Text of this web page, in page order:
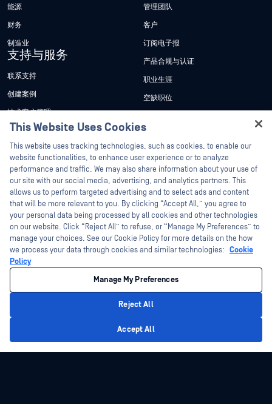
能源
财务
制造业
支持与服务
联系支持
创建案例
技术客户管理
专业服务
管理My OPSWAT
实施服务
My OPSWAT 门户网站
技术文档
培训
漏洞计划
合作伙伴
认证
技术合作伙伴
管理团队
客户
订阅电子报
产品合规与认证
职业生涯
空缺职位
资源
博客
客户成功案例
新闻发布
新闻报道
网络研讨会
白皮书
免费工具
©2026OPSWAT . 保留所有权利。OPSWAT、MetaDefender、Metascan、
This Website Uses Cookies
This website uses tracking technologies, such as cookies, to enable our
website functionalities, to enhance user experience or to analyze
performance and traffic. We may also share information about your use of
our site with our social media, advertising, and analytics partners. This
allows us to perform targeted advertising and to select ads and content
that will be more relevant to you. By clicking “Accept All,” you agree to
your personal data being processed by all cookies and other technologies
on our website. Click “Reject All” to refuse, or “Manage My Preferences” to
manage your choices. See our Cookie Policy for more details on the how
we process your data through cookies and similar technologies: Cookie
Policy
Manage My Preferences
Reject All
Accept All
Hey there!
I'm Ozzy, your OPSWAT virtual assistant.
How can I help you secure what's critical
today?